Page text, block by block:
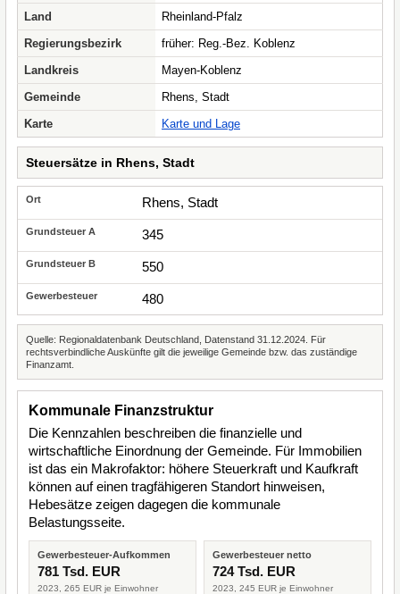
Land
Rheinland-Pfalz
Regierungsbezirk
früher: Reg.-Bez. Koblenz
Landkreis
Mayen-Koblenz
Gemeinde
Rhens, Stadt
Karte
Karte und Lage
Steuersätze in Rhens, Stadt
Rhens, Stadt
345
550
480
Quelle: Regionaldatenbank Deutschland, Datenstand 31.12.2024. Für
rechtsverbindliche Auskünfte gilt die jeweilige Gemeinde bzw. das zuständige
Finanzamt.
Kommunale Finanzstruktur
Die Kennzahlen beschreiben die finanzielle und
wirtschaftliche Einordnung der Gemeinde. Für Immobilien
ist das ein Makrofaktor: höhere Steuerkraft und Kaufkraft
können auf einen tragfähigeren Standort hinweisen,
Hebesätze zeigen dagegen die kommunale
Belastungsseite.
Gewerbesteuer-Aufkommen
781 Tsd. EUR
2023, 265 EUR je Einwohner
Gewerbesteuer netto
724 Tsd. EUR
2023, 245 EUR je Einwohner